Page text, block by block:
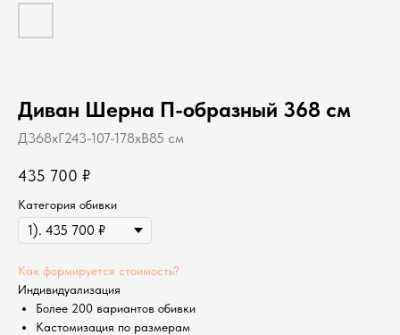
Диван Шерна П-образный 368 см
Д368хГ243-107-178хВ85 см
435 700 ₽
Категория обивки
Как формируется стоимость?
Индивидуализация
Более 200 вариантов обивки
Кастомизация по размерам